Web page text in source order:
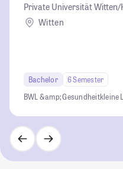
Private Universität Witten/
Witten
Bachelor
6 Semester
BWL &amp; Gesundheitkleine